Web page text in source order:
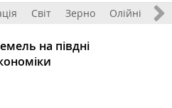
Світ Зерно Олійні
на півдні